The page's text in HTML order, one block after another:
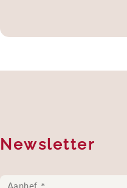
Newsletter